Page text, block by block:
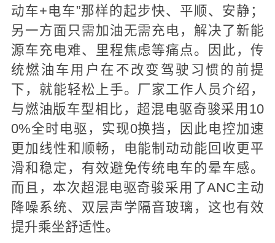
动车+电车”那样的起步快、平顺、安静；
另一方面只需加油无需充电，解决了新能
源车充电难、里程焦虑等痛点。因此，传
统燃油车用户在不改变驾驶习惯的前提
下，就能轻松上手。厂家工作人员介绍，
与燃油版车型相比，超混电驱奇骏采用10
0%全时电驱，实现0换挡，因此电控加速
更加线性和顺畅，电能制动动能回收更平
滑和稳定，有效避免传统电车的晕车感。
而且，本次超混电驱奇骏采用了ANC主动
降噪系统、双层声学隔音玻璃，这也有效
提升乘坐舒适性。